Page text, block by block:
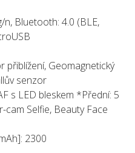
n, Bluetooth: 4.0 (BLE,
přiblížení, Geomagnetický
senzor
s LED bleskem *Přední: 5
cam Selfie, Beauty Face
2300